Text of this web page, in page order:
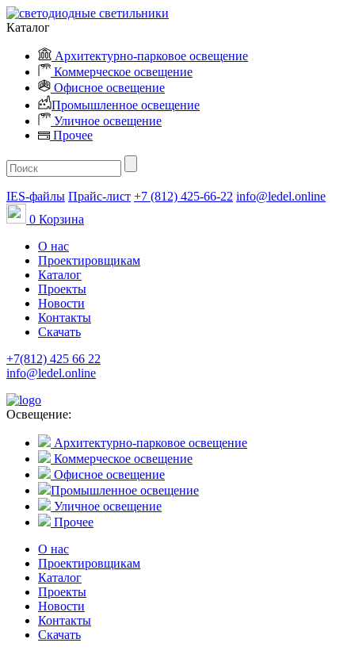
Каталог
Архитектурно-парковое освещение
Коммерческое освещение
Офисное освещение
Промышленное освещение
Уличное освещение
Прочее
IES-файлы Прайс-лист +7 (812) 425-66-22 info@ledel.online
0 Корзина
О нас
Проектировщикам
Каталог
Проекты
Новости
Контакты
Скачать
+7(812) 425 66 22
info@ledel.online
Освещение:
Архитектурно-парковое освещение
Коммерческое освещение
Офисное освещение
Промышленное освещение
Уличное освещение
Прочее
О нас
Проектировщикам
Каталог
Проекты
Новости
Контакты
Скачать